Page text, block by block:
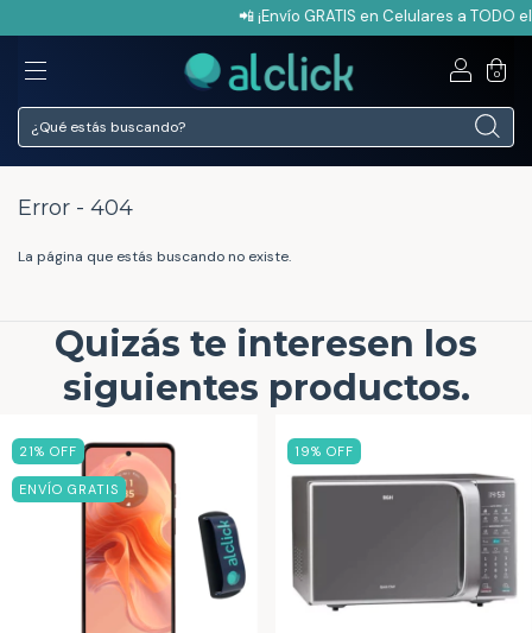
📲 ¡Envío GRATIS en Celulares a TODO
0
Error - 404
La página que estás buscando no existe.
Quizás te interesen los
siguientes productos.
21% OFF
ENVÍO GRATIS
19% OFF